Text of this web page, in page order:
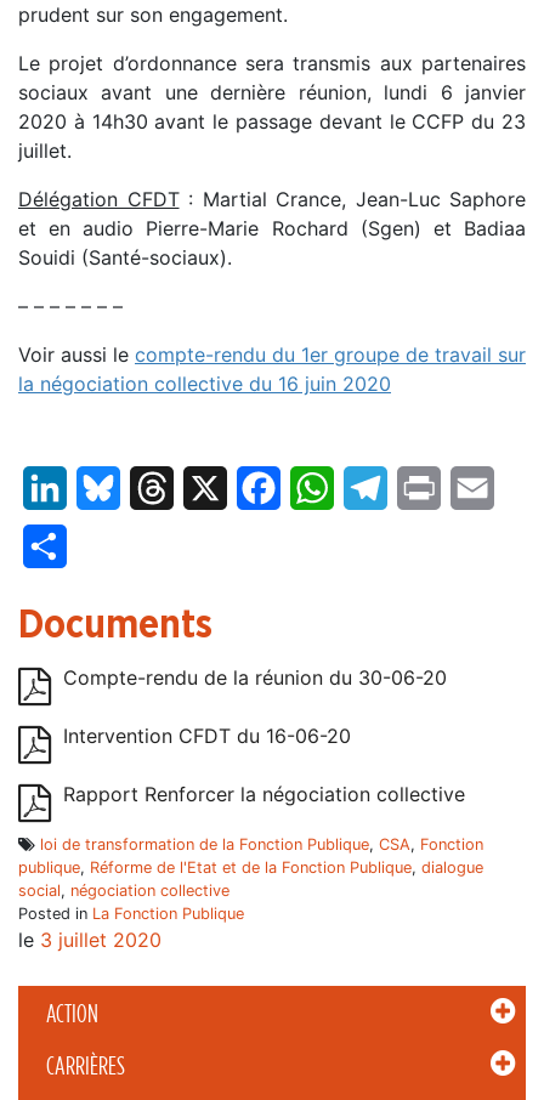
ACTION
CARRIÈRES
prudent sur son engagement.
Le projet d’ordonnance sera transmis aux partenaires
sociaux avant une dernière réunion, lundi 6 janvier
2020 à 14h30 avant le passage devant le CCFP du 23
juillet.
Délégation CFDT: Martial Crance, Jean-Luc Saphore
et en audio Pierre-Marie Rochard (Sgen) et Badiaa
Souidi (Santé-sociaux).
– – – – – – –
Voir aussi le compte-rendu du 1er groupe de travail sur
la négociation collective du 16 juin 2020
LinkedInBluesky Threads FacebookWhatsAppTelegram
Print
Documents
Compte-rendu de la réunion du 30-06-20
Intervention CFDT du 16-06-20
Rapport Renforcer la négociation collective
loi de transformation de la Fonction Publique, CSA, Fonction
publique, Réforme de l'Etat et de la Fonction Publique, dialogue
social, négociation collective
Posted in La Fonction Publique
le 3 juillet 2020